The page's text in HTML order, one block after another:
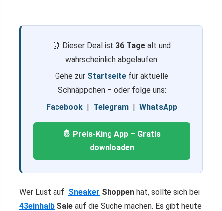
⏰ Dieser Deal ist 36 Tage alt und
wahrscheinlich abgelaufen.
Gehe zur Startseite für aktuelle
Schnäppchen – oder folge uns:
Facebook | Telegram | WhatsApp
🤴 Preis-King App – Gratis
downloaden
Wer Lust auf Sneaker Shoppen hat, sollte sich bei
43einhalb Sale auf die Suche machen. Es gibt heute